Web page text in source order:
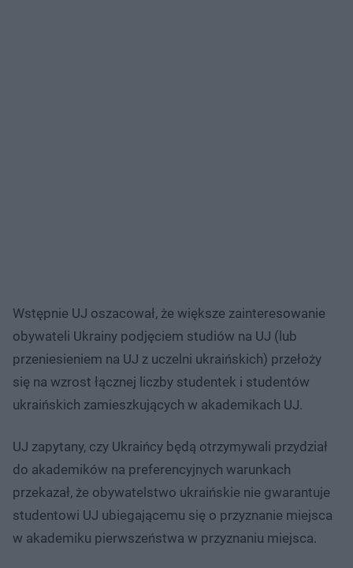
Wstępnie UJ oszacował, że większe zainteresowanie
obywateli Ukrainy podjęciem studiów na UJ (lub
przeniesieniem na UJ z uczelni ukraińskich) przełoży
się na wzrost łącznej liczby studentek i studentów
ukraińskich zamieszkujących w akademikach UJ.
UJ zapytany, czy Ukraińcy będą otrzymywali przydział
do akademików na preferencyjnych warunkach
przekazał, że obywatelstwo ukraińskie nie gwarantuje
studentowi UJ ubiegającemu się o przyznanie miejsca
w akademiku pierwszeństwa w przyznaniu miejsca.